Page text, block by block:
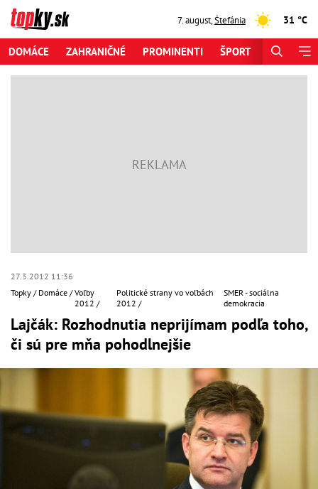
7. august,Štefánia 31 °C
DOMÁCE ZAHRANIČNÉ PROMINENTI ŠPORT
27.3.2012 11:36
Topky
Domáce
Voľby
2012
Politické strany vo voľbách
2012
SMER - sociálna
demokracia
Lajčák: Rozhodnutia neprijímam podľa toho,
či sú pre mňa pohodlnejšie